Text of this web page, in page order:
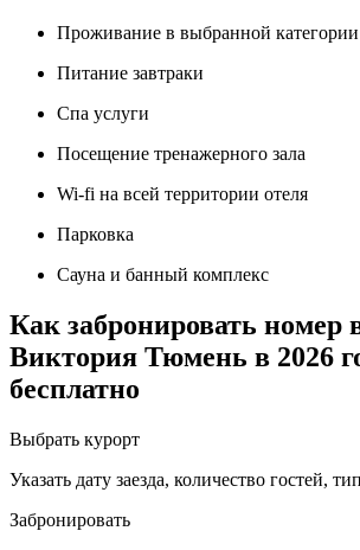
Проживание в выбранной
Питание завтраки
Спа услуги
Посещение тренажерного зала
Wi-fi на всей территории отеля
Парковка
Сауна и банный комплекс
Как забронировать номер
Виктория Тюмень в 2026
бесплатно
Выбрать курорт
Указать дату заезда, количество гостей,
Забронировать